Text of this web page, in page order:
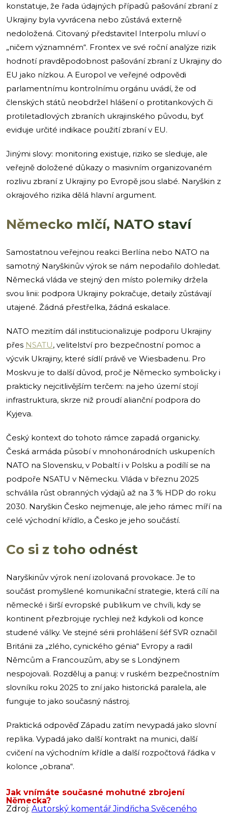
konstatuje, že řada údajných případů pašování zbraní z
Ukrajiny byla vyvrácena nebo zůstává externě
nedoložená. Citovaný představitel Interpolu mluví o
„ničem významném“. Frontex ve své roční analýze rizik
hodnotí pravděpodobnost pašování zbraní z Ukrajiny do
EU jako nízkou. A Europol ve veřejné odpovědi
parlamentnímu kontrolnímu orgánu uvádí, že od
členských států neobdržel hlášení o protitankových či
protiletadlových zbraních ukrajinského původu, byť
eviduje určité indikace použití zbraní v EU.
Jinými slovy: monitoring existuje, riziko se sleduje, ale
veřejně doložené důkazy o masivním organizovaném
rozlivu zbraní z Ukrajiny po Evropě jsou slabé. Naryškin z
okrajového rizika dělá hlavní argument.
Německo mlčí, NATO staví
Samostatnou veřejnou reakci Berlína nebo NATO na
samotný Naryškinův výrok se nám nepodařilo dohledat.
Německá vláda ve stejný den místo polemiky držela
svou linii: podpora Ukrajiny pokračuje, detaily zůstávají
utajené. Žádná přestřelka, žádná eskalace.
NATO mezitím dál institucionalizuje podporu Ukrajiny
přes NSATU, velitelství pro bezpečnostní pomoc a
výcvik Ukrajiny, které sídlí právě ve Wiesbadenu. Pro
Moskvu je to další důvod, proč je Německo symbolicky i
prakticky nejcitlivějším terčem: na jeho území stojí
infrastruktura, skrze niž proudí alianční podpora do
Kyjeva.
Český kontext do tohoto rámce zapadá organicky.
Česká armáda působí v mnohonárodních uskupeních
NATO na Slovensku, v Pobaltí i v Polsku a podílí se na
podpoře NSATU v Německu. Vláda v březnu 2025
schválila růst obranných výdajů až na 3 % HDP do roku
2030. Naryškin Česko nejmenuje, ale jeho rámec míří na
celé východní křídlo, a Česko je jeho součástí.
Co si z toho odnést
Naryškinův výrok není izolovaná provokace. Je to
součást promyšlené komunikační strategie, která cílí na
německé i širší evropské publikum ve chvíli, kdy se
kontinent přezbrojuje rychleji než kdykoli od konce
studené války. Ve stejné sérii prohlášení šéf SVR označil
Británii za „zlého, cynického génia“ Evropy a radil
Němcům a Francouzům, aby se s Londýnem
nespojovali. Rozděluj a panuj: v ruském bezpečnostním
slovníku roku 2025 to zní jako historická paralela, ale
funguje to jako současný nástroj.
Praktická odpověď Západu zatím nevypadá jako slovní
replika. Vypadá jako další kontrakt na munici, další
cvičení na východním křídle a další rozpočtová řádka v
kolonce „obrana“.
Jak vnímáte současné mohutné zbrojení
Německa?
Zdroj: Autorský komentář Jindřicha Svěceného